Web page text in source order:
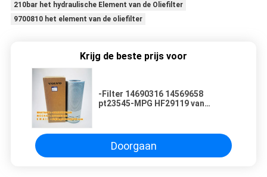
210bar het hydraulische Element van de Oliefilter
9700810 het element van de oliefilter
Krijg de beste prijs voor
-Filter 14690316 14569658
pt23545-MPG HF29119 van
Doorgaan